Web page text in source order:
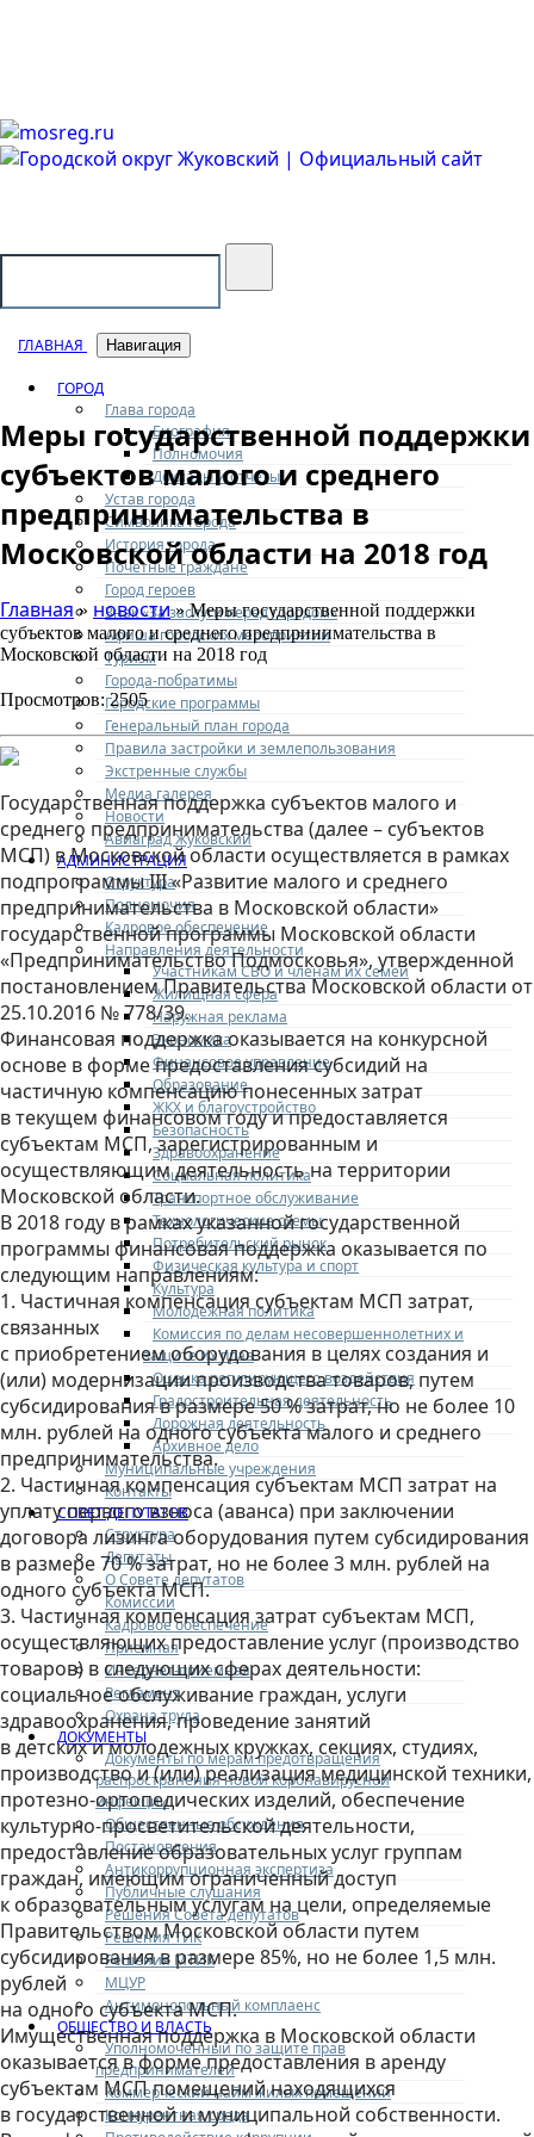
ГЛАВНАЯ Навигация
ГОРОД
Глава города
Биография
Полномочия
Доклады и отчеты
Устав города
Символика города
История города
Почетные граждане
Город героев
Знак «За заслуги перед городом»
Афиша городских мероприятий
Туризм
Города-побратимы
Городские программы
Генеральный план города
Правила застройки и землепользования
Экстренные службы
Медиа галерея
Новости
Авиаград Жуковский
АДМИНИСТРАЦИЯ
Структура
Полномочия
Кадровое обеспечение
Направления деятельности
Участникам СВО и членам их семей
Жилищная сфера
Наружная реклама
Экономика
Финансовое управление
Образование
ЖКХ и благоустройство
Безопасность
Здравоохранение
Социальная политика
Транспортное обслуживание
Технологические схемы
Потребительский рынок
Физическая культура и спорт
Культура
Молодежная политика
Комиссия по делам несовершеннолетних и
защите их прав
Оценка регулирующего воздействия
Градостроительная деятельность
Дорожная деятельность
Архивное дело
Муниципальные учреждения
Контакты
СОВЕТ ДЕПУТАТОВ
Структура
Депутаты
О Совете депутатов
Комиссии
Кадровое обеспечение
Приемная
Интернет-приемная
Регламент
Охрана труда
ДОКУМЕНТЫ
Документы по мерам предотвращения
распространения новой коронавирусной
инфекции
Общественные обсуждения
Постановления
Антикоррупционная экспертиза
Публичные слушания
Решения Совета депутатов
Решения ТИК
Решения МТИК
МЦУР
Антимонопольный комплаенс
ОБЩЕСТВО И ВЛАСТЬ
Уполномоченный по защите прав
предпринимателей
Коммерческий найм жилых помещений
Конкурентная среда
Меры государственной поддержки
субъектов малого и среднего
предпринимательства в
Московской области на 2018 год
Главная» новости» Меры государственной поддержки
субъектов малого и среднего предпринимательства в
Московской области на 2018 год
Просмотров: 2505
Государственная поддержка субъектов малого и
среднего предпринимательства (далее – субъектов
МСП) в Московской области осуществляется в рамках
подпрограммы III «Развитие малого и среднего
предпринимательства в Московской области»
государственной программы Московской области
«Предпринимательство Подмосковья», утвержденной
постановлением Правительства Московской области от
25.10.2016 № 778/39.
Финансовая поддержка оказывается на конкурсной
основе в форме предоставления субсидий на
частичную компенсацию понесенных затрат
в текущем финансовом году и предоставляется
субъектам МСП, зарегистрированным и
осуществляющим деятельность на территории
Московской области.
В 2018 году в рамках указанной государственной
программы финансовая поддержка оказывается по
следующим направлениям:
1. Частичная компенсация субъектам МСП затрат,
связанных
с приобретением оборудования в целях создания и
(или) модернизации производства товаров, путем
субсидирования в размере 50 % затрат, но не более 10
млн. рублей на одного субъекта малого и среднего
предпринимательства.
2. Частичная компенсация субъектам МСП затрат на
уплату первого взноса (аванса) при заключении
договора лизинга оборудования путем субсидирования
в размере 70 % затрат, но не более 3 млн. рублей на
одного субъекта МСП.
3. Частичная компенсация затрат субъектам МСП,
осуществляющих предоставление услуг (производство
товаров) в следующих сферах деятельности:
социальное обслуживание граждан, услуги
здравоохранения, проведение занятий
в детских и молодежных кружках, секциях, студиях,
производство и (или) реализация медицинской техники,
протезно-ортопедических изделий, обеспечение
культурно-просветительской деятельности,
предоставление образовательных услуг группам
граждан, имеющим ограниченный доступ
к образовательным услугам на цели, определяемые
Правительством Московской области путем
субсидирования в размере 85%, но не более 1,5 млн.
рублей
на одного субъекта МСП.
Имущественная поддержка в Московской области
оказывается в форме предоставления в аренду
субъектам МСП помещений находящихся
в государственной и муниципальной собственности.